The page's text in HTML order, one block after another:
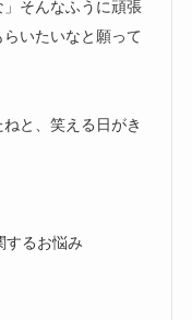
」そんなふうに頑張
いたいなと願って
と、笑える日がき
するお悩み